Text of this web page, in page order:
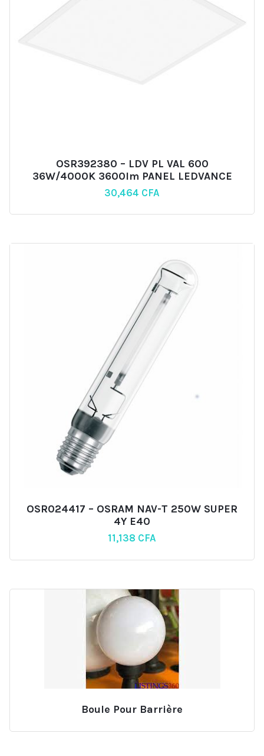
OSR392380 – LDV PL VAL 600
36W/4000K 3600lm PANEL LEDVANCE
30,464 CFA
OSR024417 – OSRAM NAV-T 250W SUPER
4Y E40
11,138 CFA
Boule Pour Barrière